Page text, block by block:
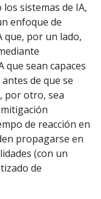
sistemas de IA,
enfoque de
por un lado,
que sean capaces
de que se
por otro, sea
de reacción en
propagarse en
(con un
de